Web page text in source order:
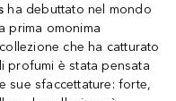
ha debuttato nel mondo
prima omonima
che ha catturato
profumi è stata pensata
sue sfaccettature: forte,